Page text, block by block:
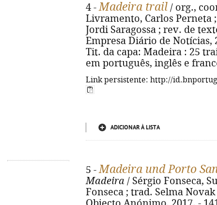
4 -Madeira trail / org.,
Livramento, Carlos Perneta
Jordi Saragossa ; rev. de
Empresa Diário de Notícias,
Tit. da capa: Madeira : 25
em português, inglês e
Link persistente: http://
ADICIONAR À LISTA
5 -Madeira und Porto
Madeira / Sérgio Fonseca,
Fonseca ; trad. Selma